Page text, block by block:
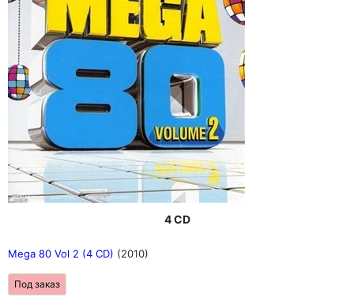
4 CD
Mega 80 Vol 2 (4 CD) (2010)
Под заказ